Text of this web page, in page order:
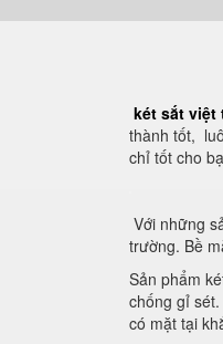
két sắt việt
thành tốt,
chỉ tốt cho
Với những
trường. Bề
Sản phẩm
chống gỉ
có mặt tại